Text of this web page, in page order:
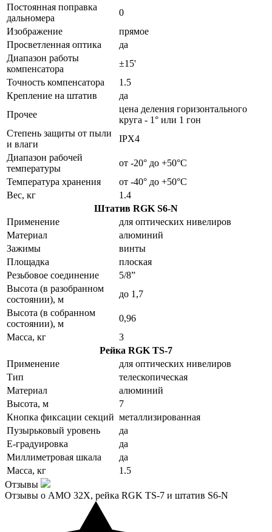
Постоянная поправка
дальномера
0
Изображение
прямое
Просветленная оптика
да
Диапазон работы
компенсатора
±15'
Точность компенсатора
1.5
Крепление на штатив
да
Прочее
цена деления горизонтального
круга - 1° или 1 гон
Степень защиты от пыли
и влаги
IPX4
Диапазон рабочей
температуры
от -20° до +50°С
Температура хранения
от -40° до +50°С
Вес, кг
1.4
Штатив RGK S6-N
Применение
для оптических нивелиров
Материал
алюминий
Зажимы
винты
Площадка
плоская
Резьбовое соединение
5/8”
Высота (в разобранном
состоянии), м
до 1,7
Высота (в собранном
состоянии), м
0,96
Масса, кг
3
Рейка RGK TS-7
Применение
для оптических нивелиров
Тип
телескопическая
Материал
алюминий
Высота, м
7
Кнопка фиксации секций металлизированная
Пузырьковый уровень
да
Е-градуировка
да
Миллиметровая шкала
да
Масса, кг
1.5
Отзывы
Отзывы о AMO 32X, рейка RGK TS-7 и штатив S6-N